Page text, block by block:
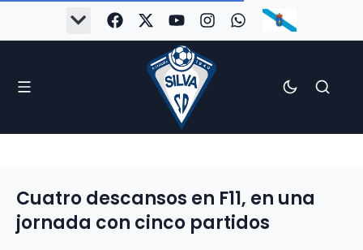
Cuatro descansos en F11, en una
jornada con cinco partidos